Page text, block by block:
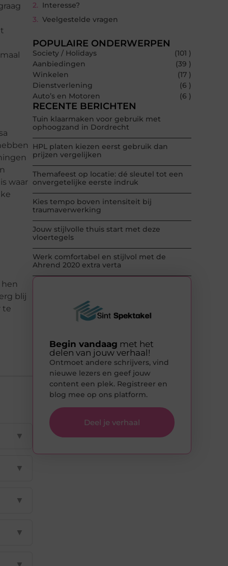
waar
blij
te
▼
▼
▼
▼
Interesse?
Veelgestelde vragen
POPULAIRE ONDERWERPEN
Society / Holidays
(101 )
Aanbiedingen
(39 )
Winkelen
(17 )
Dienstverlening
(6 )
Auto’s en Motoren
(6 )
RECENTE BERICHTEN
Tuin klaarmaken voor gebruik met
ophoogzand in Dordrecht
HPL platen kiezen eerst gebruik dan
prijzen vergelijken
Themafeest op locatie: dé sleutel tot een
onvergetelijke eerste indruk
Kies tempo boven intensiteit bij
traumaverwerking
Jouw stijlvolle thuis start met deze
vloertegels
Werk comfortabel en stijlvol met de
Ahrend 2020 extra verta
Begin vandaag met het
delen van jouw verhaal!
Ontmoet andere schrijvers, vind
nieuwe lezers en geef jouw
content een plek. Registreer en
blog mee op ons platform.
Deel je verhaal